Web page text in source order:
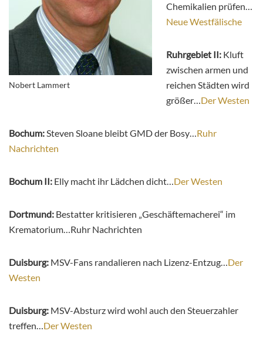
Nobert Lammert
Chemikalien prüfen…
Neue Westfälische
Ruhrgebiet II: Kluft
zwischen armen und
reichen Städten wird
größer…Der Westen
Bochum:Steven Sloane bleibt GMD der Bosy…Ruhr
Nachrichten
Bochum II: Elly macht ihr Lädchen dicht…Der Westen
Dortmund: Bestatter kritisieren „Geschäftemacherei“ im
Krematorium…Ruhr Nachrichten
Duisburg: MSV-Fans randalieren nach Lizenz-Entzug…Der
Westen
Duisburg: MSV-Absturz wird wohl auch den Steuerzahler
treffen…Der Westen